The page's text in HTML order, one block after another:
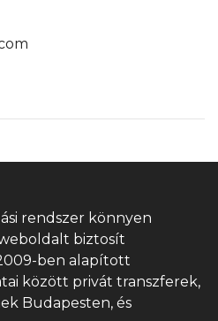
rendszer könnyen
biztosít
ben alapított
között privát transzferek,
Budapesten, és